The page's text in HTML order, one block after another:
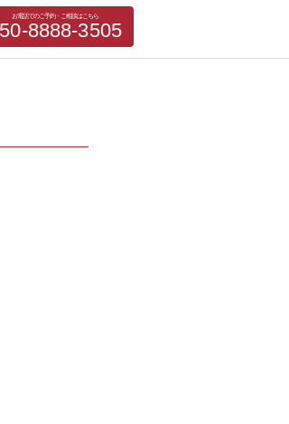
お電話でのご予約・ご相談はこちら
8888-3505